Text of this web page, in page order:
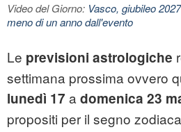
Video del Giorno: Vasco, giubileo
meno di un anno dall'evento
Le previsioni astrologiche
settimana prossima ovvero
lunedì 17 a domenica 23
propositi per il segno